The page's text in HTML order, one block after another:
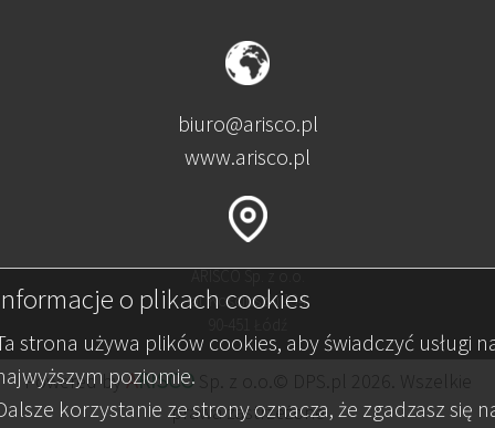
o plikach cookies
strona używa plików cookies, aby świadczyć usługi
poziomie.
korzystanie ze strony oznacza, że zgadzasz się
biuro@arisco.pl
www.arisco.pl
al. Kościuszki 134
Powered byARISCOSp. z o.o.© DPS.pl 2026. Wszelkie
prawa zastrzeżone